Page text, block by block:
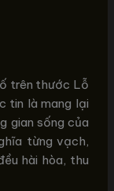
trên thước Lỗ
tin là mang lại
gian sống của
từng vạch,
hài hòa, thu